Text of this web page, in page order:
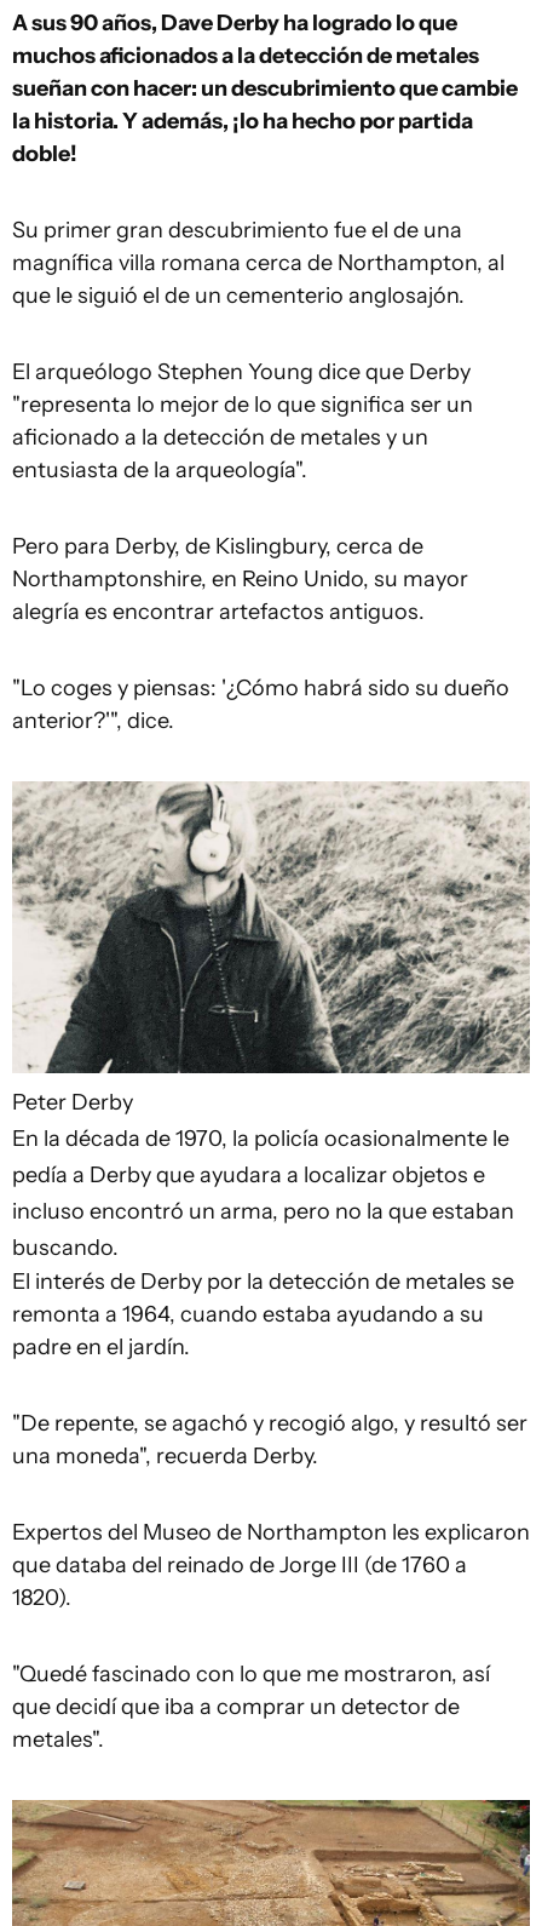
A sus 90 años, Dave Derby ha logrado lo que
muchos aficionados a la detección de metales
sueñan con hacer: un descubrimiento que cambie
la historia. Y además, ¡lo ha hecho por partida
doble!
Su primer gran descubrimiento fue el de una
magnífica villa romana cerca de Northampton, al
que le siguió el de un cementerio anglosajón.
El arqueólogo Stephen Young dice que Derby
"representa lo mejor de lo que significa ser un
aficionado a la detección de metales y un
entusiasta de la arqueología".
Pero para Derby, de Kislingbury, cerca de
Northamptonshire, en Reino Unido, su mayor
alegría es encontrar artefactos antiguos.
"Lo coges y piensas: '¿Cómo habrá sido su dueño
anterior?'", dice.
Peter Derby
En la década de 1970, la policía ocasionalmente le
pedía a Derby que ayudara a localizar objetos e
incluso encontró un arma, pero no la que estaban
buscando.
El interés de Derby por la detección de metales se
remonta a 1964, cuando estaba ayudando a su
padre en el jardín.
"De repente, se agachó y recogió algo, y resultó ser
una moneda", recuerda Derby.
Expertos del Museo de Northampton les explicaron
que databa del reinado de Jorge III (de 1760 a
1820).
"Quedé fascinado con lo que me mostraron, así
que decidí que iba a comprar un detector de
metales".